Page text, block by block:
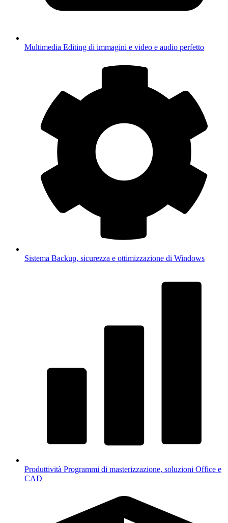
Multimedia Editing di immagini e video e audio perfetto
Sistema Backup, sicurezza e ottimizzazione di Windows
Produttività Programmi di masterizzazione, soluzioni Office e
CAD